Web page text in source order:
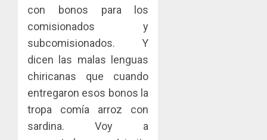
con bonos para los
comisionados y
subcomisionados. Y
dicen las malas lenguas
chiricanas que cuando
entregaron esos bonos la
tropa comía arroz con
sardina. Voy a